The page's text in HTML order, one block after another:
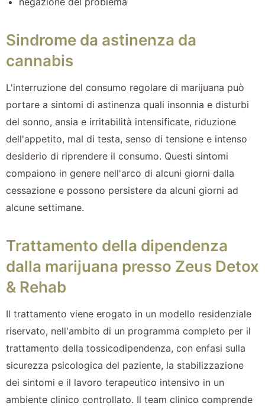
Sindrome da astinenza da
cannabis
L'interruzione del consumo regolare di marijuana può
portare a sintomi di astinenza quali insonnia e disturbi
del sonno, ansia e irritabilità intensificate, riduzione
dell'appetito, mal di testa, senso di tensione e intenso
desiderio di riprendere il consumo. Questi sintomi
compaiono in genere nell'arco di alcuni giorni dalla
cessazione e possono persistere da alcuni giorni ad
alcune settimane.
Trattamento della dipendenza
dalla marijuana presso Zeus Detox
& Rehab
Il trattamento viene erogato in un modello residenziale
riservato, nell'ambito di un programma completo per il
trattamento della tossicodipendenza, con enfasi sulla
sicurezza psicologica del paziente, la stabilizzazione
dei sintomi e il lavoro terapeutico intensivo in un
ambiente clinico controllato. Il team clinico comprende